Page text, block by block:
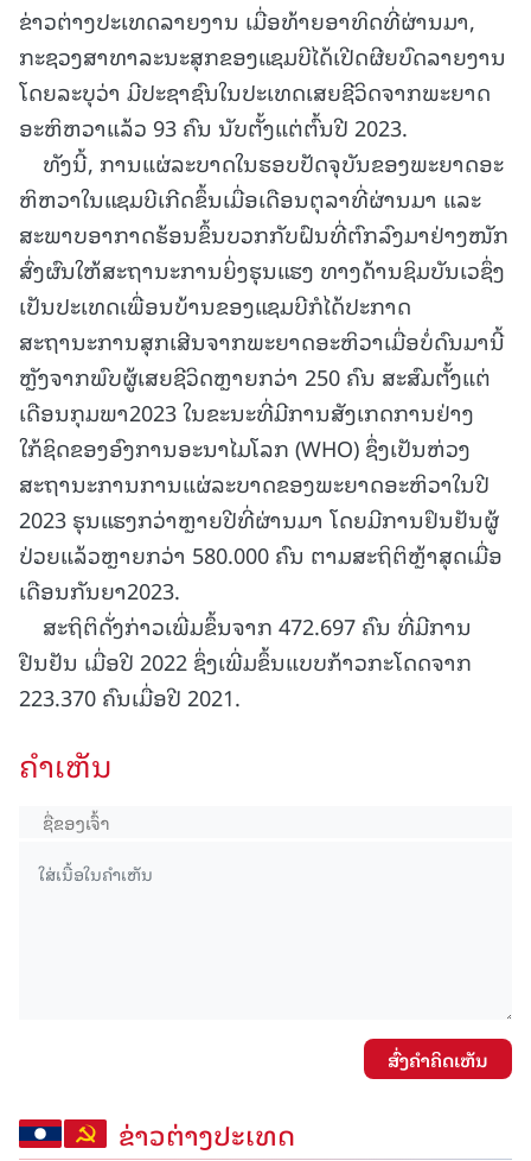
ຂ່າວຕ່າງປະເທດລາຍງານ ເມື່ອທ້າຍອາທິດທີ່ຜ່ານມາ,
ກະຊວງສາທາລະນະສຸກຂອງແຊມບີໄດ້ເປີດຜີຍບົດລາຍງານ
ໂດຍລະບຸວ່າ ມີປະຊາຊົນໃນປະເທດເສຍຊີວິດຈາກພະຍາດ
ອະຫິຫວາແລ້ວ 93 ຄົນ ນັບຕັ້ງແຕ່ຕົ້ນປີ 2023.
ທັງນີ້, ການແຜ່ລະບາດໃນຮອບປັດຈຸບັນຂອງພະຍາດອະ
ຫິຫວາໃນແຊມບີເກີດຂຶ້ນເມື່ອເດືອນຕຸລາທີ່ຜ່ານມາ ແລະ
ສະພາບອາກາດຮ້ອນຂຶ້ນບວກກັບຝົນທີ່ຕົກລົງມາຢ່າງໜັກ
ສົ່ງຜົນໃຫ້ສະຖານະການຍິ່ງຮຸນແຮງ ທາງດ້ານຊິມບັນເວຊຶ່ງ
ເປັນປະເທດເພື່ອນບ້ານຂອງແຊມບີກໍໄດ້ປະກາດ
ສະຖານະການສຸກເສີນຈາກພະຍາດອະຫິວາເມື່ອບໍ່ດົນມານີ້
ຫຼັງຈາກພົບຜູ້ເສຍຊີວິດຫຼາຍກວ່າ 250 ຄົນ ສະສົມຕັ້ງແຕ່
ເດືອນກຸມພາ2023 ໃນຂະນະທີ່ມີການສັງເກດການຢ່າງ
ໃກ້ຊິດຂອງອົງການອະນາໄມໂລກ (WHO) ຊຶ່ງເປັນຫ່ວງ
ສະຖານະການການແຜ່ລະບາດຂອງພະຍາດອະຫິວາໃນປີ
2023 ຮຸນແຮງກວ່າຫຼາຍປີທີ່ຜ່ານມາ ໂດຍມີການຢຶນຢັນຜູ້
ປ່ວຍແລ້ວຫຼາຍກວ່າ 580.000 ຄົນ ຕາມສະຖິຕິຫຼ້າສຸດເມື່ອ
ເດືອນກັນຍາ2023.
ສະຖິຕິດັ່ງກ່າວເພີ່ມຂຶ້ນຈາກ 472.697 ຄົນ ທີ່ມີການ
ຢືນຢັນ ເມື່ອປີ 2022 ຊຶ່ງເພີ່ມຂຶ້ນແບບກ້າວກະໂດດຈາກ
223.370 ຄົນເມື່ອປີ 2021.
ຄໍາເຫັນ
ສົ່ງຄໍາຄິດເຫັນ
ຂ່າວຕ່າງປະເທດ